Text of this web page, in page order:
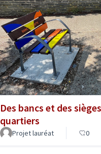
Des bancs et des
quartiers
Projet lauréat 0